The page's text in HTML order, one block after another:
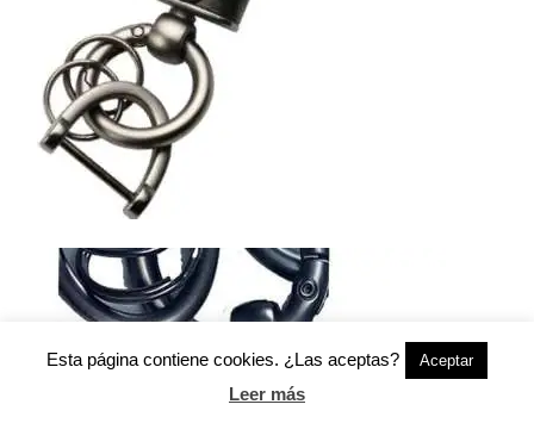
Esta página contiene cookies. ¿Las aceptas? Aceptar
Leer más